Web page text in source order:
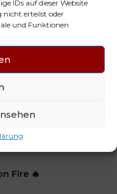
IDs auf dieser Website
nicht erteilst oder
und Funktionen
Fire 🔥